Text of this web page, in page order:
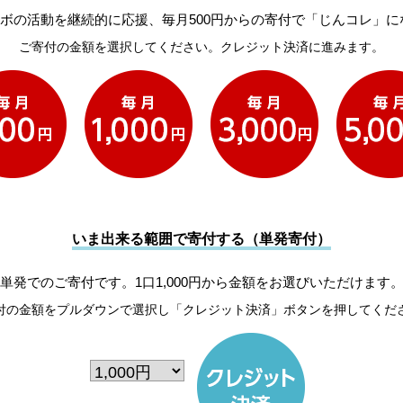
の活動を継続的に応援、毎月500円からの寄付で「じんコレ」に
ご寄付の金額を選択してください。クレジット決済に進みます。
いま出来る範囲で寄付する（単発寄付）
単発でのご寄付です。1口1,000円から金額をお選びいただけます。
の金額をプルダウンで選択し「クレジット決済」ボタンを押してくだ